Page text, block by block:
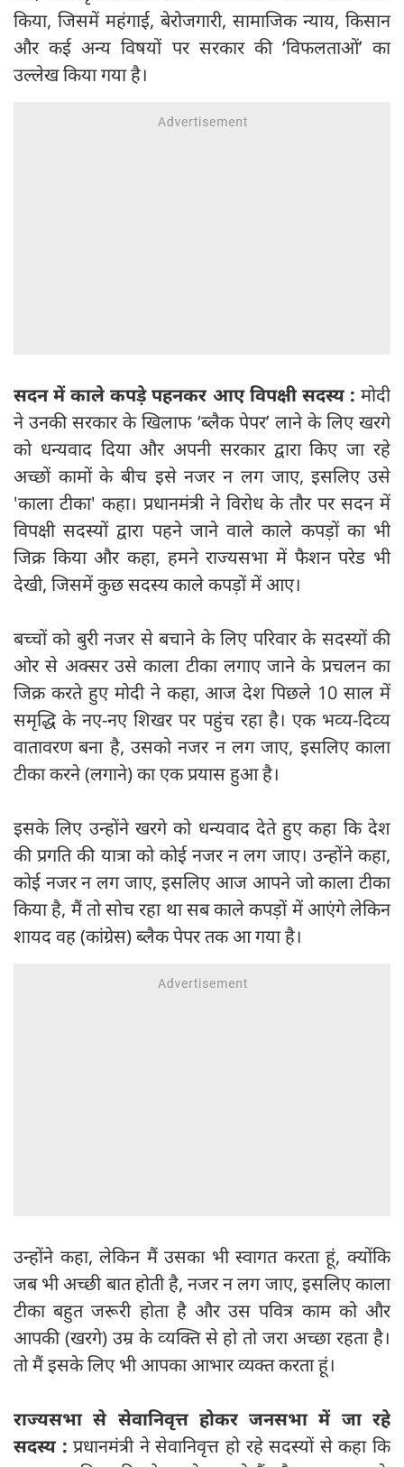
किया, जिसमें महंगाई, बेरोजगारी, सामाजिक न्याय, किसान
और कई अन्य विषयों पर सरकार की ‘विफलताओं’ का
उल्लेख किया गया है।
सदन में काले कपड़े पहनकर आए विपक्षी सदस्‍य : मोदी
ने उनकी सरकार के खिलाफ ‘ब्लैक पेपर’ लाने के लिए खरगे
को धन्यवाद दिया और अपनी सरकार द्वारा किए जा रहे
अच्छों कामों के बीच इसे नजर न लग जाए, इसलिए उसे
'काला टीका' कहा। प्रधानमंत्री ने विरोध के तौर पर सदन में
विपक्षी सदस्यों द्वारा पहने जाने वाले काले कपड़ों का भी
जिक्र किया और कहा, हमने राज्यसभा में फैशन परेड भी
देखी, जिसमें कुछ सदस्य काले कपड़ों में आए।
बच्चों को बुरी नजर से बचाने के लिए परिवार के सदस्यों की
ओर से अक्सर उसे काला टीका लगाए जाने के प्रचलन का
जिक्र करते हुए मोदी ने कहा, आज देश पिछले 10 साल में
समृद्धि के नए-नए शिखर पर पहुंच रहा है। एक भव्‍य-दिव्‍य
वातावरण बना है, उसको नजर न लग जाए, इसलिए काला
टीका करने (लगाने) का एक प्रयास हुआ है।
इसके लिए उन्होंने खरगे को धन्‍यवाद देते हुए कहा कि देश
की प्रगति की यात्रा को कोई नजर न लग जाए। उन्होंने कहा,
कोई नजर न लग जाए, इसलिए आज आपने जो काला टीका
किया है, मैं तो सोच रहा था सब काले कपड़ों में आएंगे लेकिन
शायद वह (कांग्रेस) ब्लैक पेपर तक आ गया है।
उन्होंने कहा, लेकिन मैं उसका भी स्‍वागत करता हूं, क्‍योंकि
जब भी अच्‍छी बात होती है, नजर न लग जाए, इसलिए काला
टीका बहुत जरूरी होता है और उस पवित्र काम को और
आपकी (खरगे) उम्र के व्‍यक्ति से हो तो जरा अच्‍छा रहता है।
तो मैं इसके लिए भी आपका आभार व्यक्त करता हूं।
राज्यसभा से सेवानिवृत्त होकर जनसभा में जा रहे
सदस्य :प्रधानमंत्री ने सेवानिवृत्त हो रहे सदस्यों से कहा कि